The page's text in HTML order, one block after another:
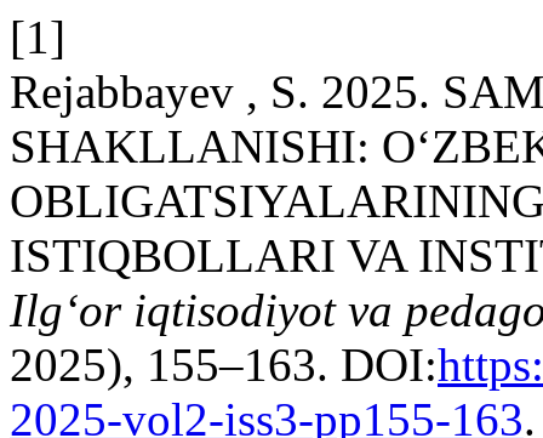
[1]
Rejabbayev , S. 2025.
SHAKLLANISHI:
ISTIQBOLLARI VA
Ilgʻor iqtisodiyot va
2025), 155–163. DOI:
2025-vol2-iss3-pp155-163.